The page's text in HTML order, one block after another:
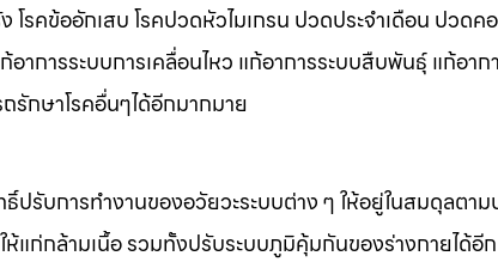
โรคข้ออักเสบ โรคปวดหัวไมเกรน ปวดประจําเดือน ปวด
าการระบบการเคลื่อนไหว แก้อาการระบบสืบพันธุ์ แก้อาก
รักษาโรคอื่นๆได้อีกมากมาย
รับการทำงานของอวัยวะระบบต่าง ๆ ให้อยู่ในสมดุลตา
ห้แก่กล้ามเนื้อ รวมทั้งปรับระบบภูมิคุ้มกันของร่างกายได้อี